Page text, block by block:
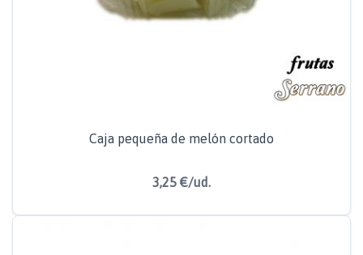
Caja pequeña de melón cortado
3,25 €/ud.